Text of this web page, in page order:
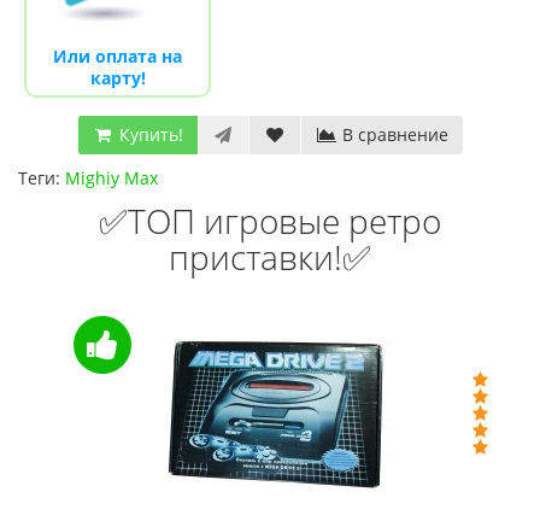
Или оплата на
карту!
Купить!
В сравнение
Теги: Mighiy Max
✅ТОП игровые ретро
приставки!✅